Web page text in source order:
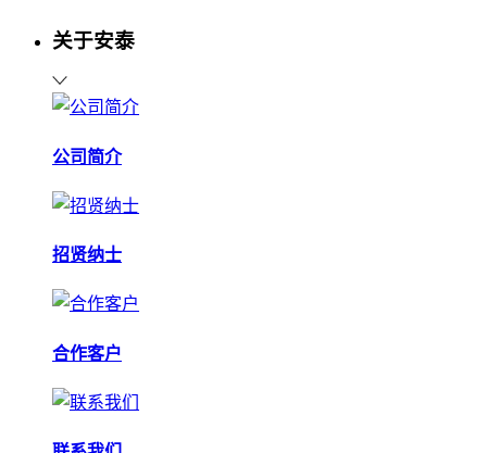
关于安泰
公司简介
招贤纳士
合作客户